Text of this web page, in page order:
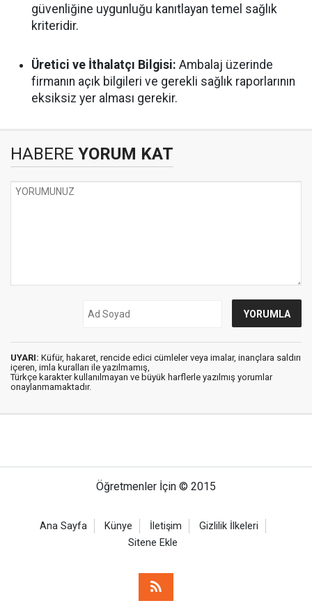
güvenliğine uygunluğu kanıtlayan temel sağlık
kriteridir.
Üretici ve İthalatçı Bilgisi: Ambalaj üzerinde
firmanın açık bilgileri ve gerekli sağlık raporlarının
eksiksiz yer alması gerekir.
HABERE YORUM KAT
UYARI: Küfür, hakaret, rencide edici cümleler veya imalar, inançlara saldırı
içeren, imla kuralları ile yazılmamış,
Türkçe karakter kullanılmayan ve büyük harflerle yazılmış yorumlar
onaylanmamaktadır.
Öğretmenler İçin © 2015
Ana Sayfa Künye İletişim
Gizlilik İlkeleri
Sitene Ekle